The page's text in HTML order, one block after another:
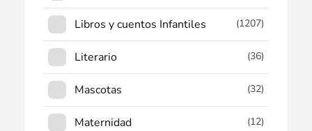
Libros y cuentos Infantiles (1207)
Literario (36)
Mascotas (32)
Maternidad (12)